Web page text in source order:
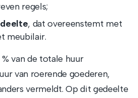
regels;
, dat overeenstemt met
meubilair.
van de totale huur
van roerende goederen,
vermeldt. Op dit gedeelte